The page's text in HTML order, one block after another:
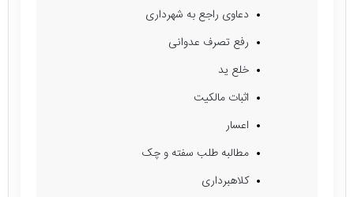
دعا‌وی راجع به شهرداری
رفع تصرف عدوانی
خلع ید
اثبات مالکیت
اعسار
مطالبه طلب سفته و چک
کلاهبرداری